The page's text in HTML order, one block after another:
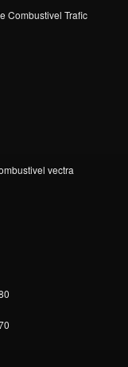
Combustivel Trafic
vectra